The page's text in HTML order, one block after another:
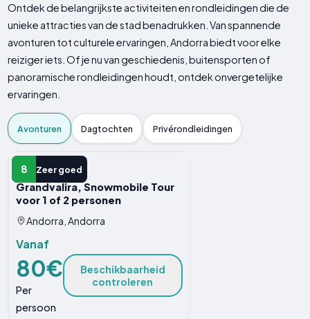
Ontdek de belangrijkste activiteiten en rondleidingen die de
unieke attracties van de stad benadrukken. Van spannende
avonturen tot culturele ervaringen, Andorra biedt voor elke
reiziger iets. Of je nu van geschiedenis, buitensporten of
panoramische rondleidingen houdt, ontdek onvergetelijke
ervaringen.
Avonturen Dagtochten Privérondleidingen
8 Zeer goed
AVONTUUR
Grandvalira, Snowmobile Tour
voor 1 of 2 personen
Andorra, Andorra
Vanaf
80€
Per
persoon
Beschikbaarheid
controleren